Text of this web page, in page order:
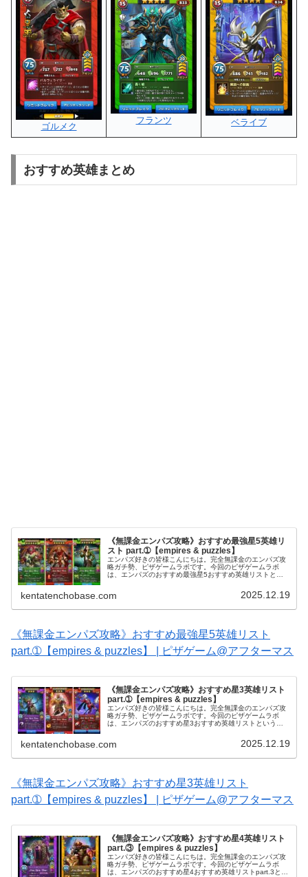
ゴルメク
フランツ ベライブ
おすすめ英雄まとめ
《無課金エンパズ攻略》おすすめ最強星5英雄リ
スト part.➀【empires & puzzles】
エンパズ好きの皆様こんにちは。完全無課金のエンパズ攻
略ガチ勢、ピザゲームラボです。今回のピザゲームラボ
は、エンパズのおすすめ最強星5おすすめ英雄リストとい
kentatenchobase.com 2025.12.19
《無課金エンパズ攻略》おすすめ最強星5英雄リスト
part.➀【empires & puzzles】 | ピザゲーム@アフターマス
《無課金エンパズ攻略》おすすめ星3英雄リスト
part.➀【empires & puzzles】
エンパズ好きの皆様こんにちは。完全無課金のエンパズ攻
略ガチ勢、ピザゲームラボです。今回のピザゲームラボ
は、エンパズのおすすめ星3おすすめ英雄リストという記
kentatenchobase.com 2025.12.19
《無課金エンパズ攻略》おすすめ星3英雄リスト
part.➀【empires & puzzles】 | ピザゲーム@アフターマス
《無課金エンパズ攻略》おすすめ星4英雄リスト
part.③【empires & puzzles】
エンパズ好きの皆様こんにちは。完全無課金のエンパズ攻
略ガチ勢、ピザゲームラボです。今回のピザゲームラボ
は、エンパズのおすすめ星4おすすめ英雄リストpart.3とい